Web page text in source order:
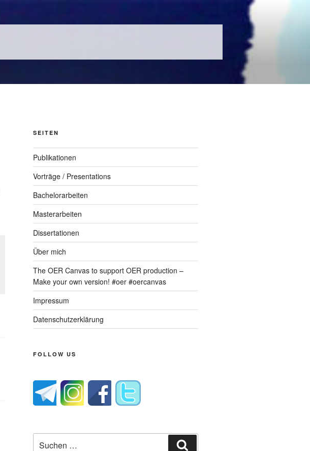
SEITEN
Publikationen
Vorträge / Presentations
Bachelorarbeiten
Masterarbeiten
Dissertationen
Über mich
The OER Canvas to support OER production –
Make your own version! #oer #oercanvas
Impressum
Datenschutzerklärung
FOLLOW US